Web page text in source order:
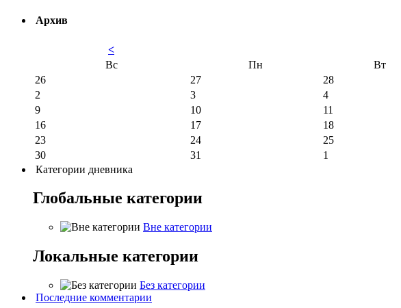
Архив
<
Вс
Пн Вт
26
27 28
2
3 4
9
10 11
16
17 18
23
24 25
30
31 1
Категории дневника
Глобальные категории
Вне категории
Локальные категории
Без категории
Последние комментарии